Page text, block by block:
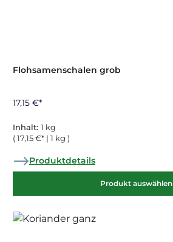
Flohsamenschalen grob
17,15 €*
Inhalt: 1 kg
( 17,15 €* | 1 kg )
Produktdetails
Produkt auswählen